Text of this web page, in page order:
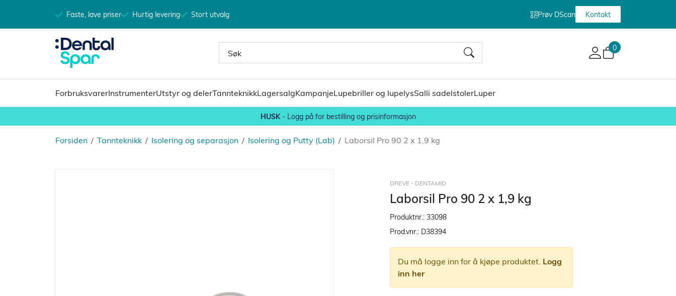
Faste, lave priser Hurtig levering Stort utvalg Prøv DScan Kontakt
0
ForbruksvarerInstrumenterUtstyr og delerTannteknikkLagersalgKampanjeLupebriller og lupelysSalli sadelstolerLuper
HUSK- Logg på for bestilling og prisinformasjon
/
Forsiden /
Tannteknikk /
Isolering og separasjon /
Isolering og Putty (Lab) Laborsil Pro 90 2 x 1,9 kg
DREVE - DENTAMID
Laborsil Pro 90 2 x 1,9 kg
Produktnr.: 33098
Prod.vnr.: D38394
Du må logge inn for å kjøpe produktet. Logg
inn her